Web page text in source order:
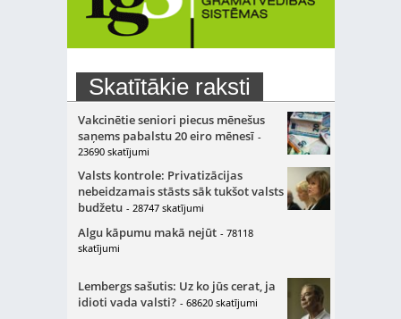
Skatītākie raksti
Vakcinētie seniori piecus mēnešus
saņems pabalstu 20 eiro mēnesī -
23690 skatījumi
Valsts kontrole: Privatizācijas
nebeidzamais stāsts sāk tukšot valsts
budžetu - 28747 skatījumi
Algu kāpumu makā nejūt - 78118
skatījumi
Lembergs sašutis: Uz ko jūs cerat, ja
idioti vada valsti? - 68620 skatījumi